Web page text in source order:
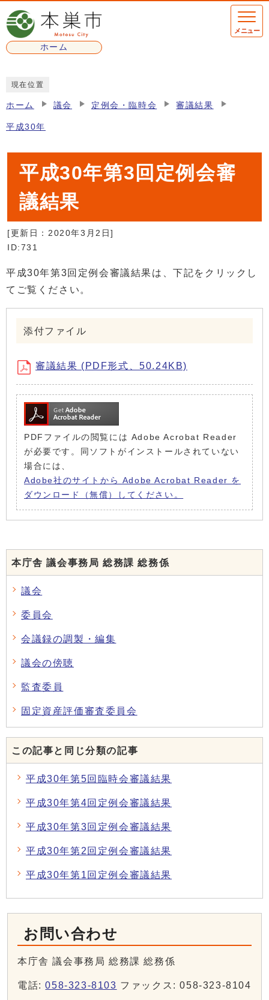
ページの先頭です
ホーム
メニュー
現在位置
ホーム 議会 定例会・臨時会 審議結果
平成30年
平成30年第3回定例会審
議結果
[更新日： 2020年3月2日]
ID:731
平成30年第3回定例会審議結果は、下記をクリックし
てご覧ください。
添付ファイル
審議結果 (PDF形式、50.24KB)
PDFファイルの閲覧には Adobe Acrobat Reader
が必要です。同ソフトがインストールされていない
場合には、
Adobe社のサイトから Adobe Acrobat Reader を
ダウンロード（無償）してください。
本庁舎 議会事務局 総務課 総務係
議会
委員会
会議録の調製・編集
議会の傍聴
監査委員
固定資産評価審査委員会
この記事と同じ分類の記事
平成30年第5回臨時会審議結果
平成30年第4回定例会審議結果
平成30年第3回定例会審議結果
平成30年第2回定例会審議結果
平成30年第1回定例会審議結果
お問い合わせ
本庁舎 議会事務局 総務課 総務係
電話:058-323-8103 ファックス: 058-323-8104